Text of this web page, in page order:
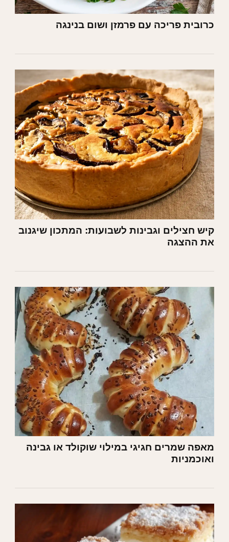
כרובית פריכה עם פרמזן ושום בנינגה
קיש חצילים וגבינות לשבועות: המתכון שיגנוב
את ההצגה
מאפה שמרים חגיגי במילוי שוקולד או גבינה
ואוכמניות